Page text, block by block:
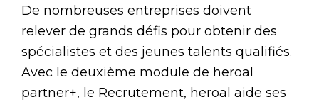
De nombreuses entreprises doivent
relever de grands défis pour obtenir des
spécialistes et des jeunes talents qualifiés.
Avec le deuxième module de heroal
partner+, le Recrutement, heroal aide ses